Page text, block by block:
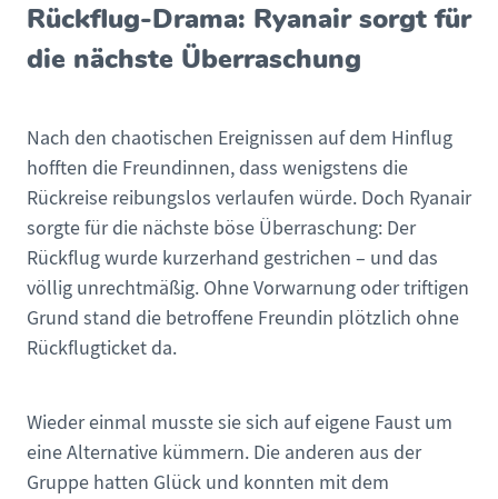
Rückflug-Drama: Ryanair sorgt für
die nächste Überraschung
Nach den chaotischen Ereignissen auf dem Hinflug
hofften die Freundinnen, dass wenigstens die
Rückreise reibungslos verlaufen würde. Doch Ryanair
sorgte für die nächste böse Überraschung: Der
Rückflug wurde kurzerhand gestrichen – und das
völlig unrechtmäßig. Ohne Vorwarnung oder triftigen
Grund stand die betroffene Freundin plötzlich ohne
Rückflugticket da.
Wieder einmal musste sie sich auf eigene Faust um
eine Alternative kümmern. Die anderen aus der
Gruppe hatten Glück und konnten mit dem